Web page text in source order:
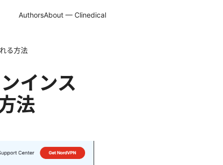
AuthorsAbout — Clinedical
る方法
インス
法